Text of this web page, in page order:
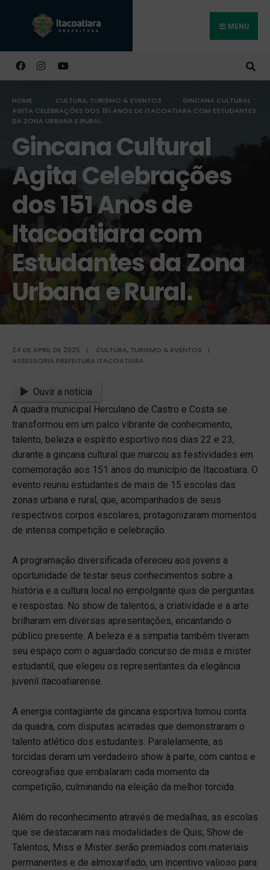
MENU
HOME CULTURA, TURISMO & EVENTOS
GINCANA CULTURAL
AGITA CELEBRAÇÕES DOS 151 ANOS DE ITACOATIARA COM ESTUDANTES
DA ZONA URBANA E RURAL.
Gincana Cultural
Agita Celebrações
dos 151 Anos de
Itacoatiara com
Estudantes da Zona
Urbana e Rural.
24 DE APRIL DE 2025 | CULTURA, TURISMO & EVENTOS
|
ASSESSORIA PREFEITURA ITACOATIARA
Ouvir a notícia
A quadra municipal Herculano de Castro e Costa se
transformou em um palco vibrante de conhecimento,
talento, beleza e espírito esportivo nos dias 22 e 23,
durante a gincana cultural que marcou as festividades em
comemoração aos 151 anos do município de Itacoatiara. O
evento reuniu estudantes de mais de 15 escolas das
zonas urbana e rural, que, acompanhados de seus
respectivos corpos escolares, protagonizaram momentos
de intensa competição e celebração.
A programação diversificada ofereceu aos jovens a
oportunidade de testar seus conhecimentos sobre a
história e a cultura local no empolgante quis de perguntas
e respostas. No show de talentos, a criatividade e a arte
brilharam em diversas apresentações, encantando o
público presente. A beleza e a simpatia também tiveram
seu espaço com o aguardado concurso de miss e mister
estudantil, que elegeu os representantes da elegância
juvenil itacoatiarense.
A energia contagiante da gincana esportiva tomou conta
da quadra, com disputas acirradas que demonstraram o
talento atlético dos estudantes. Paralelamente, as
torcidas deram um verdadeiro show à parte, com cantos e
coreografias que embalaram cada momento da
competição, culminando na eleição da melhor torcida.
Além do reconhecimento através de medalhas, as escolas
que se destacaram nas modalidades de Quis, Show de
Talentos, Miss e Mister serão premiados com materiais
permanentes e de almoxarifado, um incentivo valioso para
Buscar